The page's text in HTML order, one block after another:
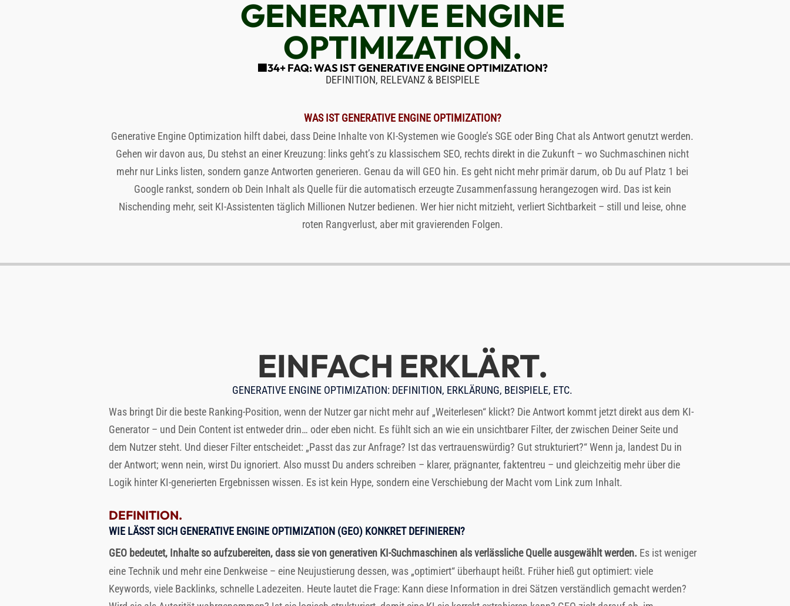
GENERATIVE ENGINE
OPTIMIZATION.
🟩34+ FAQ: WAS IST GENERATIVE ENGINE OPTIMIZATION?
DEFINITION, RELEVANZ & BEISPIELE
WAS IST GENERATIVE ENGINE OPTIMIZATION?
Generative Engine Optimization hilft dabei, dass Deine Inhalte von KI-Systemen wie Google’s SGE oder Bing Chat als Antwort genutzt werden.
Gehen wir davon aus, Du stehst an einer Kreuzung: links geht’s zu klassischem SEO, rechts direkt in die Zukunft – wo Suchmaschinen nicht
mehr nur Links listen, sondern ganze Antworten generieren. Genau da will GEO hin. Es geht nicht mehr primär darum, ob Du auf Platz 1 bei
Google rankst, sondern ob Dein Inhalt als Quelle für die automatisch erzeugte Zusammenfassung herangezogen wird. Das ist kein
Nischending mehr, seit KI-Assistenten täglich Millionen Nutzer bedienen. Wer hier nicht mitzieht, verliert Sichtbarkeit – still und leise, ohne
roten Rangverlust, aber mit gravierenden Folgen.
EINFACH ERKLÄRT.
GENERATIVE ENGINE OPTIMIZATION: DEFINITION, ERKLÄRUNG, BEISPIELE, ETC.
Was bringt Dir die beste Ranking-Position, wenn der Nutzer gar nicht mehr auf „Weiterlesen“ klickt? Die Antwort kommt jetzt direkt aus dem KI-
Generator – und Dein Content ist entweder drin… oder eben nicht. Es fühlt sich an wie ein unsichtbarer Filter, der zwischen Deiner Seite und
dem Nutzer steht. Und dieser Filter entscheidet: „Passt das zur Anfrage? Ist das vertrauenswürdig? Gut strukturiert?“ Wenn ja, landest Du in
der Antwort; wenn nein, wirst Du ignoriert. Also musst Du anders schreiben – klarer, prägnanter, faktentreu – und gleichzeitig mehr über die
Logik hinter KI-generierten Ergebnissen wissen. Es ist kein Hype, sondern eine Verschiebung der Macht vom Link zum Inhalt.
DEFINITION.
WIE LÄSST SICH GENERATIVE ENGINE OPTIMIZATION (GEO) KONKRET DEFINIEREN?
GEO bedeutet, Inhalte so aufzubereiten, dass sie von generativen KI-Suchmaschinen als verlässliche Quelle ausgewählt werden. Es ist weniger
eine Technik und mehr eine Denkweise – eine Neujustierung dessen, was „optimiert“ überhaupt heißt. Früher hieß gut optimiert: viele
Keywords, viele Backlinks, schnelle Ladezeiten. Heute lautet die Frage: Kann diese Information in drei Sätzen verständlich gemacht werden?